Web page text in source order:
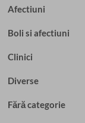
Afectiuni
Boli si afectiuni
Clinici
Diverse
Fără categorie